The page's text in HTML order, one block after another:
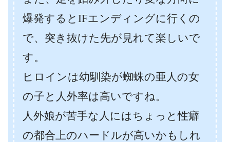
爆発するとIFエンディングに行くの
で、突き抜けた先が見れて楽しいで
す。
ヒロインは幼馴染が蜘蛛の亜人の女
の子と人外率は高いですね。
人外娘が苦手な人にはちょっと性癖
の都合上のハードルが高いかもしれ